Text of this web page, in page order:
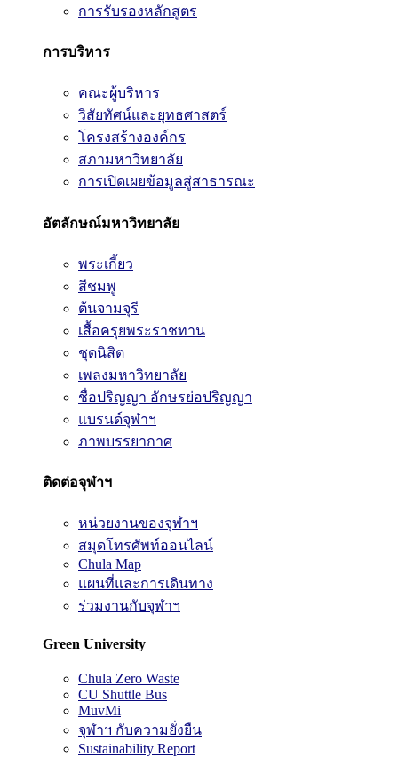
การรับรองหลักสูตร
การบริหาร
คณะผู้บริหาร
วิสัยทัศน์และยุทธศาสตร์
โครงสร้างองค์กร
สภามหาวิทยาลัย
การเปิดเผยข้อมูลสู่สาธารณะ
อัตลักษณ์มหาวิทยาลัย
พระเกี้ยว
สีชมพู
ต้นจามจุรี
เสื้อครุยพระราชทาน
ชุดนิสิต
เพลงมหาวิทยาลัย
ชื่อปริญญา อักษรย่อปริญญา
แบรนด์จุฬาฯ
ภาพบรรยากาศ
ติดต่อจุฬาฯ
หน่วยงานของจุฬาฯ
สมุดโทรศัพท์ออนไลน์
Chula Map
แผนที่และการเดินทาง
ร่วมงานกับจุฬาฯ
Green University
Chula Zero Waste
CU Shuttle Bus
MuvMi
จุฬาฯ กับความยั่งยืน
Sustainability Report